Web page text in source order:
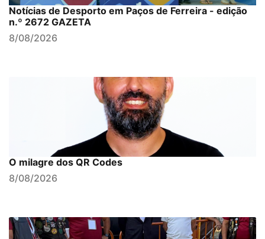
Notícias de Desporto em Paços de Ferreira - edição
n.º 2672 GAZETA
8/08/2026
O milagre dos QR Codes
8/08/2026